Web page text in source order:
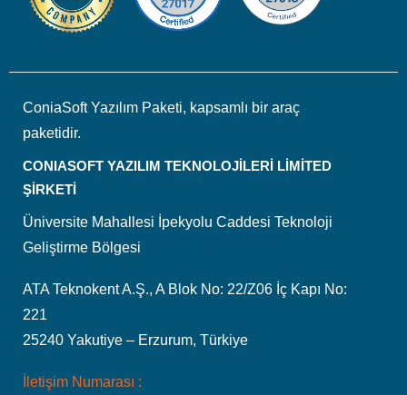
ConiaSoft Yazılım Paketi, kapsamlı bir araç
paketidir.
CONIASOFT YAZILIM TEKNOLOJİLERİ LİMİTED
ŞİRKETİ
Üniversite Mahallesi İpekyolu Caddesi Teknoloji
Geliştirme Bölgesi
ATA Teknokent A.Ş., A Blok No: 22/Z06 İç Kapı No:
221
25240 Yakutiye – Erzurum, Türkiye
İletişim Numarası :